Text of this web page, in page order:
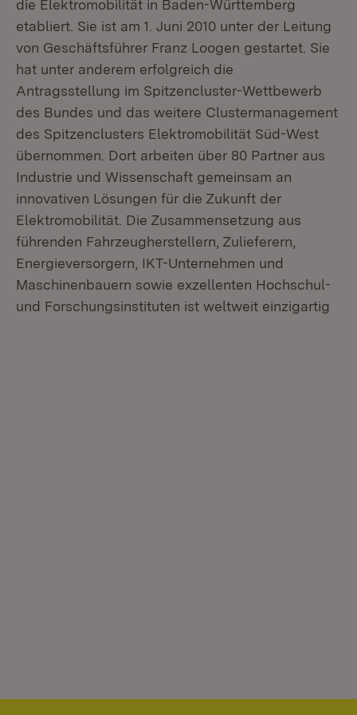
die Elektromobilität in Baden-Württemberg
etabliert. Sie ist am 1. Juni 2010 unter der Leitung
von Geschäftsführer Franz Loogen gestartet. Sie
hat unter anderem erfolgreich die
Antragsstellung im Spitzencluster-Wettbewerb
des Bundes und das weitere Clustermanagement
des Spitzenclusters Elektromobilität Süd-West
übernommen. Dort arbeiten über 80 Partner aus
Industrie und Wissenschaft gemeinsam an
innovativen Lösungen für die Zukunft der
Elektromobilität. Die Zusammensetzung aus
führenden Fahrzeugherstellern, Zulieferern,
Energieversorgern, IKT-Unternehmen und
Maschinenbauern sowie exzellenten Hochschul-
und Forschungsinstituten ist weltweit einzigartig